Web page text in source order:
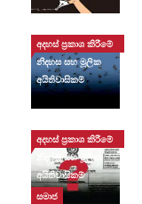
අදහස් ප්‍රකාශ කිරීමේ
නිදහස සහ මූලික
අයිතිවාසිකම්
අදහස් ප්‍රකාශ කිරීමේ
නිදහස සහ මූලික
අයිතිවාසිකම්
සමාජ